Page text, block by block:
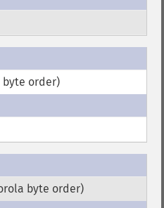
order)
byte order)